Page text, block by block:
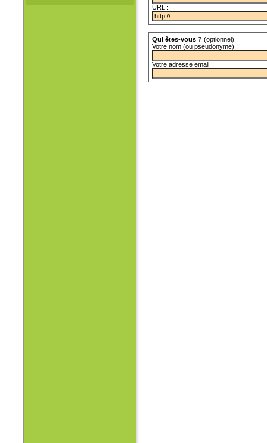
URL :
Qui êtes-vous ? (optionnel)
Votre nom (ou pseudonyme) :
Votre adresse email :